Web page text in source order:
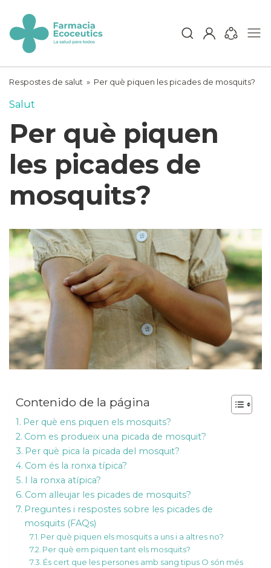
content
ecoceutics
Respostes de salut » Per què piquen les picades de mosquits?
Salut
Per què piquen
les picades de
mosquits?
Contenido de la página
Per què ens piquen els mosquits?
Com es produeix una picada de mosquit?
Per què pica la picada del mosquit?
Com és la ronxa típica?
I la ronxa atípica?
Com alleujar les picades de mosquits?
Preguntes i respostes sobre les picades de
mosquits (FAQs)
Per què piquen els mosquits a uns i a altres no?
Per què em piquen tant els mosquits?
És cert que les persones amb sang tipus O són més